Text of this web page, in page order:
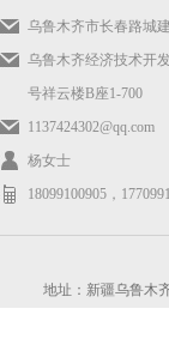
乌鲁木齐市长春路城
乌鲁木齐经济技术开
号祥云楼B座1-700
1137424302@qq.com
杨女士
18099100905，
地址：新疆乌鲁木